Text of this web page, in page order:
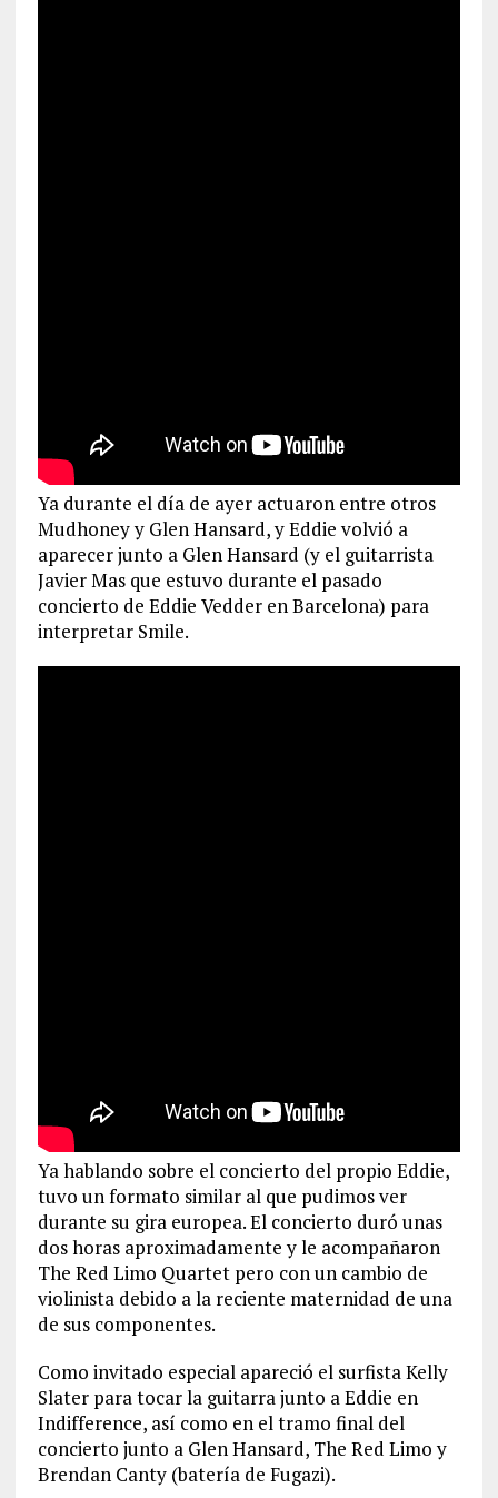
Ya durante el día de ayer actuaron entre otros
Mudhoney y Glen Hansard, y Eddie volvió a
aparecer junto a Glen Hansard (y el guitarrista
Javier Mas que estuvo durante el pasado
concierto de Eddie Vedder en Barcelona) para
interpretar Smile.
Ya hablando sobre el concierto del propio Eddie,
tuvo un formato similar al que pudimos ver
durante su gira europea. El concierto duró unas
dos horas aproximadamente y le acompañaron
The Red Limo Quartet pero con un cambio de
violinista debido a la reciente maternidad de una
de sus componentes.
Como invitado especial apareció el surfista Kelly
Slater para tocar la guitarra junto a Eddie en
Indifference, así como en el tramo final del
concierto junto a Glen Hansard, The Red Limo y
Brendan Canty (batería de Fugazi).